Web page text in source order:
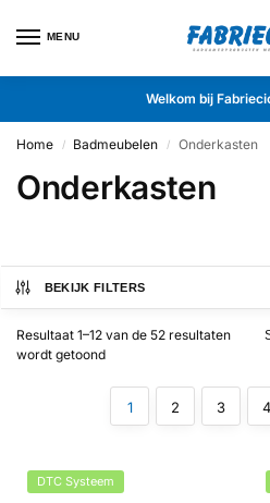
MENU
Welkom bij
Home / Badmeubelen / Onderkasten
Onderkasten
BEKIJK FILTERS
Resultaat 1–12 van de 52 resultaten
wordt getoond
1 2 3 4
DTC Systeem